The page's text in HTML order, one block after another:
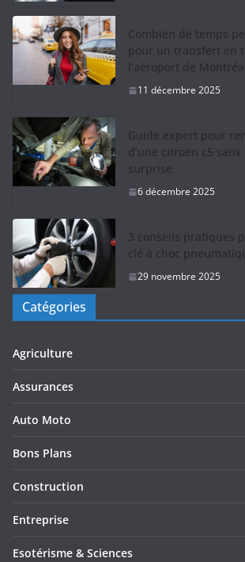
Combien de temps
pour un transfert en
l’aéroport de
11 décembre 2025
Guide expert pour
d’une citroën c5
surprise
6 décembre 2025
3 conseils pratiques
clé à choc
29 novembre 2025
Catégories
Agriculture
Assurances
Auto Moto
Bons Plans
Construction
Entreprise
Esotérisme & Sciences